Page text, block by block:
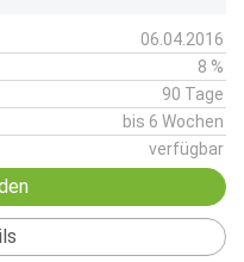
06.04.2016
8 %
90 Tage
bis 6 Wochen
verfügbar